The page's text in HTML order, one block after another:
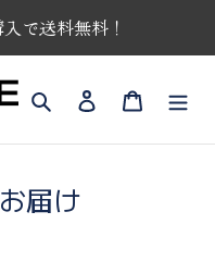
で送料無料！
ログイン カート
届け